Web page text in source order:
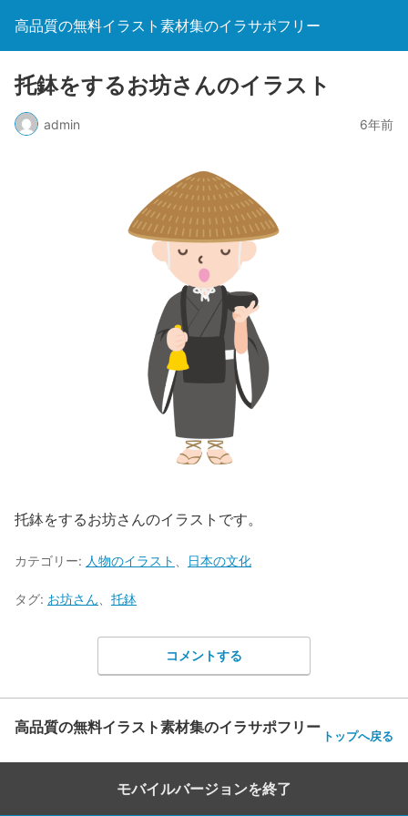
高品質の無料イラスト素材集のイラサポフリー
托鉢をするお坊さんのイラスト
admin 6年前
托鉢をするお坊さんのイラストです。
カテゴリー: 人物のイラスト 日本の文化
タグ: お坊さん 托鉢
コメントする
高品質の無料イラスト素材集のイラサポフリー トップへ戻る
モバイルバージョンを終了